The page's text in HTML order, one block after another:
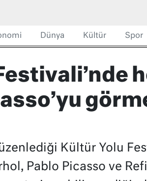
Dünya Kültür Spor
Kültür Yolu
Pablo Picasso ve